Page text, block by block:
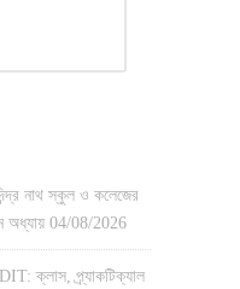
নাথ স্কুল ও কলেজের
অধ্যায় 04/08/2026
ক্লাস, প্র্যাকটিক্যাল